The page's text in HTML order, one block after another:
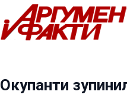
Перейти
до
вмісту
Окупанти